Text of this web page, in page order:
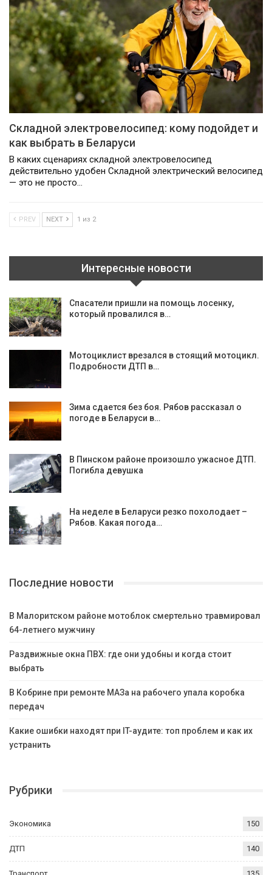
Складной электровелосипед: кому подойдет и
как выбрать в Беларуси
В каких сценариях складной электровелосипед
действительно удобен Складной электрический велосипед
— это не просто…
PREV NEXT 1 из 2
Интересные новости
Спасатели пришли на помощь лосенку,
который провалился в…
Мотоциклист врезался в стоящий мотоцикл.
Подробности ДТП в…
Зима сдается без боя. Рябов рассказал о
погоде в Беларуси в…
В Пинском районе произошло ужасное ДТП.
Погибла девушка
На неделе в Беларуси резко похолодает –
Рябов. Какая погода…
Последние новости
В Малоритском районе мотоблок смертельно травмировал
64-летнего мужчину
Раздвижные окна ПВХ: где они удобны и когда стоит
выбрать
В Кобрине при ремонте МАЗа на рабочего упала коробка
передач
Какие ошибки находят при IT-аудите: топ проблем и как их
устранить
Рубрики
Экономика 150
ДТП 140